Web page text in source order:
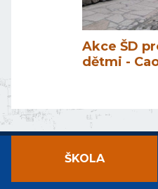
Akce ŠD
dětmi -
ŠKOLA